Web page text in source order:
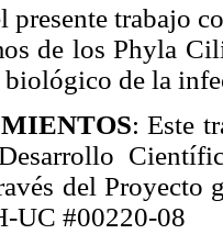
presente trabajo
de los Phyla
de la
: Este
del
UC #00220-08